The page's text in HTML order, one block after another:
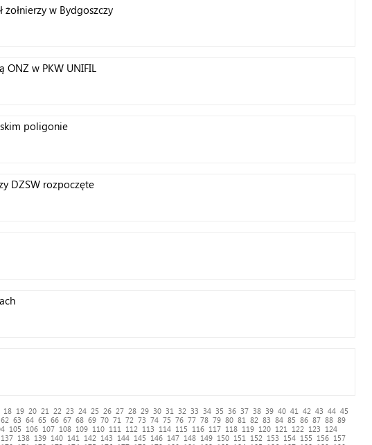
w Bydgoszczy
ONZ w PKW UNIFIL
poligonie
DZSW rozpoczęte
18 19 20 21 22 23 24 25 26 27 28 29 30 31 32 33 34 35 36 37 38 39 40 41 42 43 44 45
62 63 64 65 66 67 68 69 70 71 72 73 74 75 76 77 78 79 80 81 82 83 84 85 86 87 88 89
105 106 107 108 109 110 111 112 113 114 115 116 117 118 119 120 121 122 123
124
137 138 139 140 141 142 143 144 145 146 147 148 149 150 151 152 153 154 155 156 157